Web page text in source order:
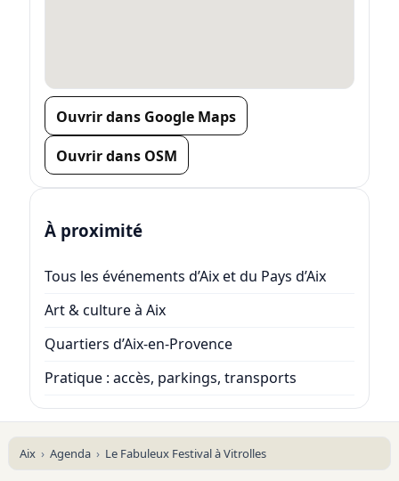
Ouvrir dans Google Maps
Ouvrir dans OSM
À proximité
Tous les événements d’Aix et du Pays d’Aix
Art & culture à Aix
Quartiers d’Aix-en-Provence
Pratique : accès, parkings, transports
Aix Agenda Le Fabuleux Festival à Vitrolles